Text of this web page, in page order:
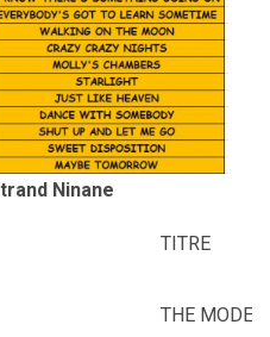
Ninane
TITRE
THE MODEL